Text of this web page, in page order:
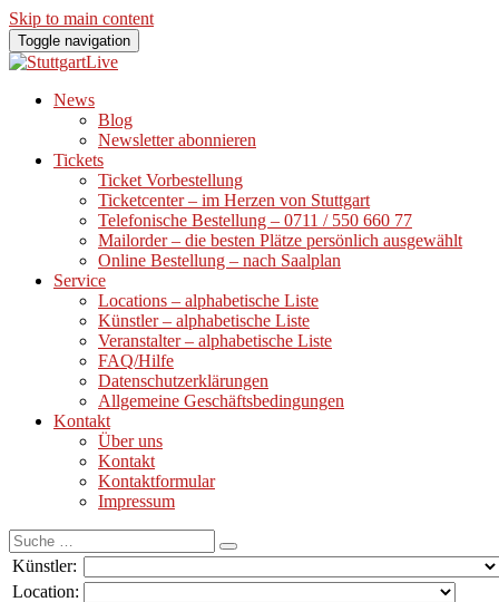
Skip to main content
Toggle navigation
News
Blog
Newsletter abonnieren
Tickets
Ticket Vorbestellung
Ticketcenter – im Herzen von Stuttgart
Telefonische Bestellung – 0711 / 550 660 77
Mailorder – die besten Plätze persönlich ausgewählt
Online Bestellung – nach Saalplan
Service
Locations – alphabetische Liste
Künstler – alphabetische Liste
Veranstalter – alphabetische Liste
FAQ/Hilfe
Datenschutzerklärungen
Allgemeine Geschäftsbedingungen
Kontakt
Über uns
Kontakt
Kontaktformular
Impressum
Suche
nach:
Künstler:
Location: